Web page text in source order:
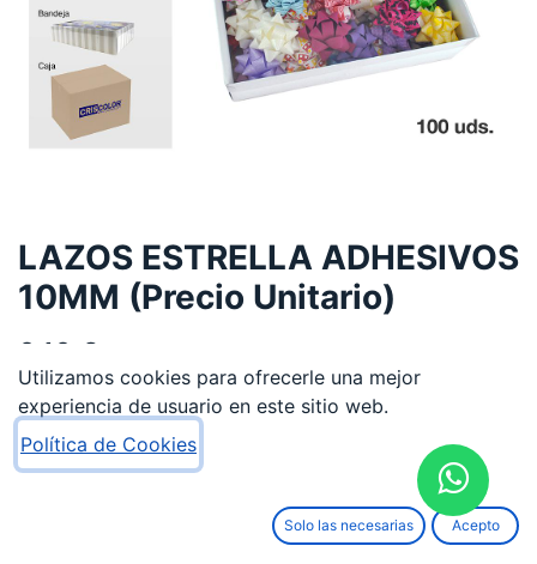
LAZOS ESTRELLA ADHESIVOS
10MM (Precio Unitario)
0,10 €
Utilizamos cookies para ofrecerle una mejor
experiencia de usuario en este sitio web.
Política de Cookies
Solo las necesarias Acepto